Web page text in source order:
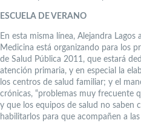
ESCUELA DE VERANO
En esta misma línea, Alejandra
Medicina está organizando para los
de Salud Pública 2011, que estará
atención primaria, y en especial la
los centros de salud familiar; y el
crónicas, “problemas muy frecuente
y que los equipos de salud no saben
habilitarlos para que acompañen a